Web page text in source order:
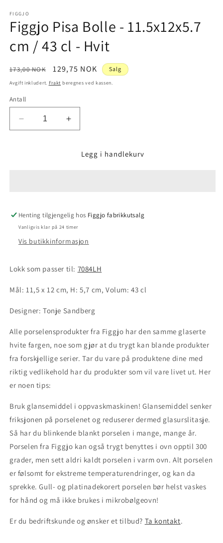
1
i
modal
FIGGJO
Figgjo Pisa Bolle - 11.5x12x5.7
cm / 43 cl - Hvit
Vanlig
pris
173,00 NOK Salgspris
129,75 NOK Salg
Avgift inkludert. Frakt beregnes ved kassen.
Antall
antallet
/
43
cl
Øk
antallet
Figgjo
/
43
cl
Legg i handlekurv
Henting tilgjengelig hos Figgjo fabrikkutsalg
Vanligvis klar på 24 timer
Vis butikkinformasjon
Lokk som passer til: 7084LH
Mål: 11,5 x 12 cm, H: 5,7 cm, Volum: 43 cl
Designer: Tonje Sandberg
Alle porselensprodukter fra Figgjo har den samme glaserte
hvite fargen, noe som gjør at du trygt kan blande produkter
fra forskjellige serier. Tar du vare på produktene dine med
riktig vedlikehold har du produkter som vil vare livet ut. Her
er noen tips:
Bruk glansemiddel i oppvaskmaskinen! Glansemiddel senker
friksjonen på porselenet og reduserer dermed glasurslitasje.
Så har du blinkende blankt porselen i mange, mange år.
Porselen fra Figgjo kan også trygt benyttes i ovn opptil 300
grader, men sett aldri kaldt porselen i varm ovn. Alt porselen
er følsomt for ekstreme temperaturendringer, og kan da
sprekke. Gull- og platinadekorert porselen bør helst vaskes
for hånd og må ikke brukes i mikrobølgeovn!
Er du bedriftskunde og ønsker et tilbud? Ta kontakt.